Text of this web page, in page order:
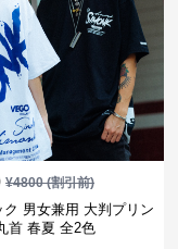
¥4800(割引前)
ク 男女兼用 大判プリン
首 春夏 全2色